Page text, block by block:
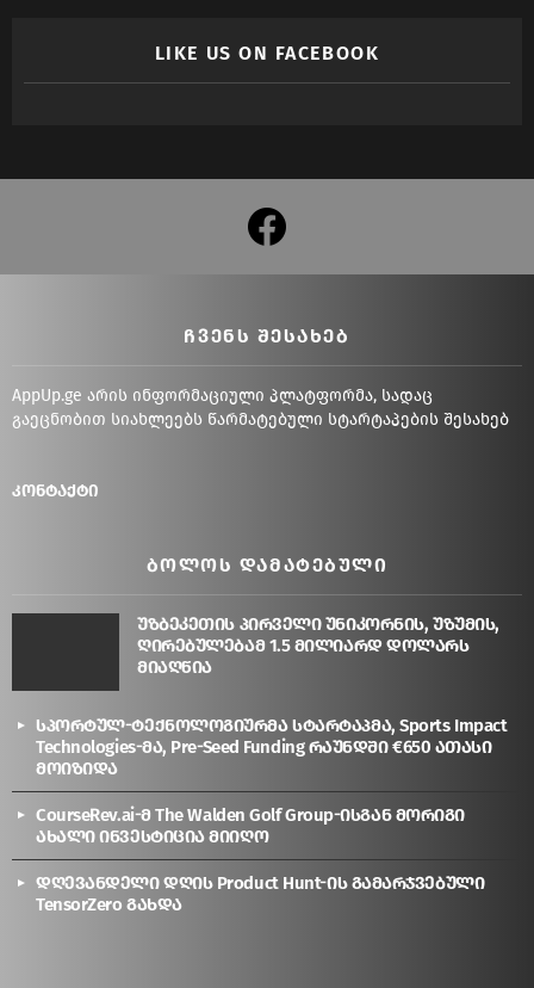
LIKE US ON FACEBOOK
facebook
ᲩᲕᲔᲜᲡ ᲨᲔᲡᲐᲮᲔᲑ
AppUp.ge არის ინფორმაციული პლატფორმა, სადაც
გაეცნობით სიახლეებს წარმატებული სტარტაპების შესახებ
კონტაქტი
ᲑᲝᲚᲝᲡ ᲓᲐᲛᲐᲢᲔᲑᲣᲚᲘ
უზბეკეთის პირველი უნიკორნის, უზუმის,
ღირებულებამ 1.5 მილიარდ დოლარს
მიაღწია
სპორტულ-ტექნოლოგიურმა სტარტაპმა, Sports Impact
Technologies-მა, Pre-Seed Funding რაუნდში €650 ათასი
მოიზიდა
CourseRev.ai-მ The Walden Golf Group-ისგან მორიგი
ახალი ინვესტიცია მიიღო
დღევანდელი დღის Product Hunt-ის გამარჯვებული
TensorZero გახდა